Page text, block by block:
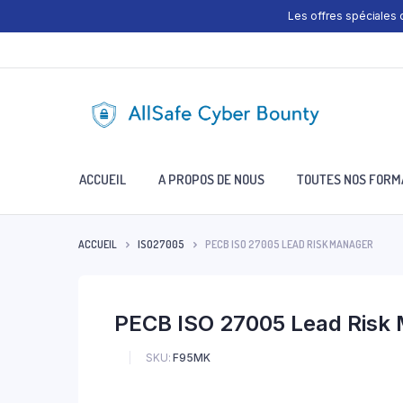
Les offres spéciales
ACCUEIL A PROPOS DE NOUS TOUTES NOS
ACCUEIL ISO27005 PECB ISO 27005 LEAD RISK MANAGER
PECB ISO 27005 Lead Risk
SKU: F95MK